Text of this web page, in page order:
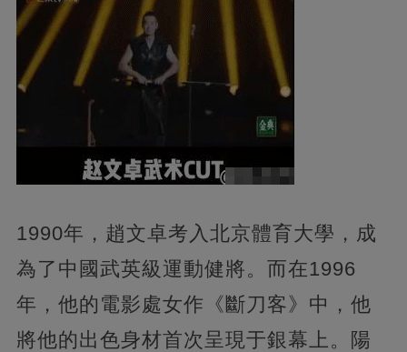
1990年，趙文卓考入北京體育大學，成
為了中國武英級運動健將。而在1996
年，他的電影處女作《斷刀客》中，他
將他的出色身材首次呈現于銀幕上。陽